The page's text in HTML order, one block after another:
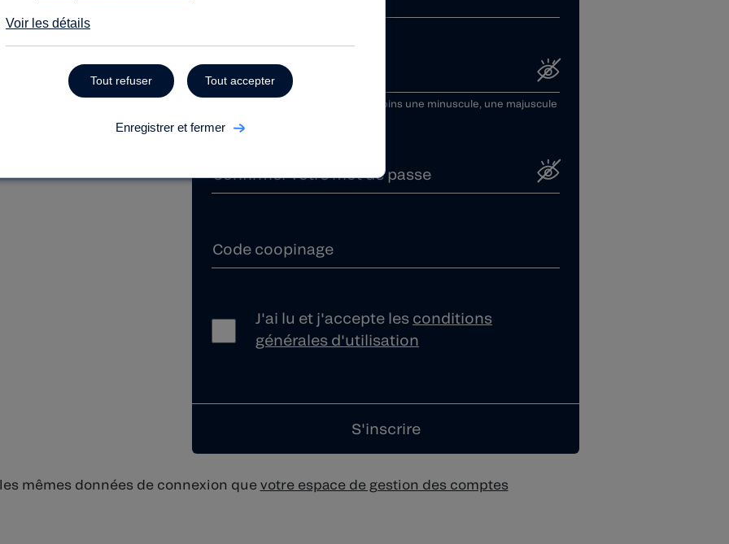
?
Mot de passe
(8 caractères minimum, avec au moins une minuscule, une majuscule
Confirmer votre mot de passe
Code coopinage
J'ai lu et j'accepte les conditions
générales d'utilisation
mêmes données de connexion que votre espace de gestion des comptes
Voir les détails
Tout refuser Tout accepter
Enregistrer et fermer